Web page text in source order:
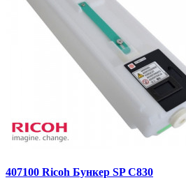
407100 Ricoh Бункер SP C830